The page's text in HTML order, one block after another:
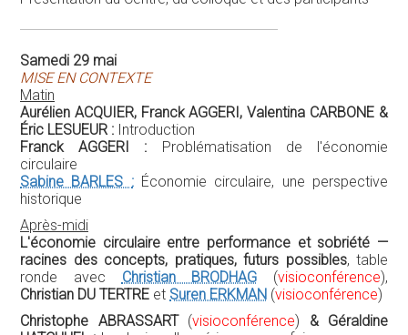
racines des concepts, pratiques, futurs possibles
Christian DU TERTRE
Christophe ABRASSART
HATCHUEL :Le design d'expérience pour faire converger
les imaginaires et mener à l'action collective
Dimanche 30 mai
RESSOURCES, PLANÈTE, ENVIRONNEMENT
Matin
Aurélien ACQUIER :Économie circulaire et obsolescence
programmée… des concepts du management
environnemental
Géopolitique de la ressource, dialogue (visioconférence
entrePhilippe CHALMINetGuillaume PITRON